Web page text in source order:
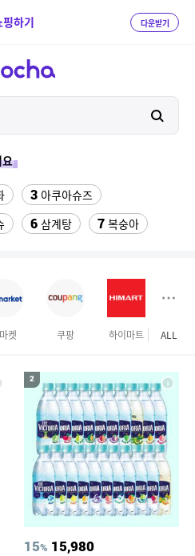
하기 다운받기
3 아쿠아슈즈
6 삼계탕 7 복숭아
용파크골프신발
드 선풍기
링 케이블 20 야외개집
ALL
켓 쿠팡 하이마트 롯데
2
15% 15,980